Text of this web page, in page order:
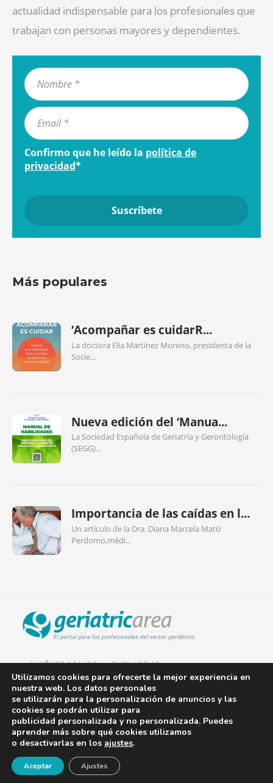
actualidad indispensable para los profesionales que
trabajan con personas mayores y dependientes.
Confirmo que he leído la política de
privacidad*
Más populares
‘Acompañar es cuidarR...
La doctora Elia Martínez Moreno, presidenta de la
Socie...
Nueva edición del ‘Manua...
La Sociedad Española de Geriatría y Gerontología
(SEGG)...
Importancia de las caídas en l...
Un artículo de la Dra. Diana Marcela Matiz
Perdomo,médi...
QUIÉNES SOMOS PUBLICIDAD
AVISO LEGAL
POLÍTICA DE COOKIES
POLÍTICA DE PRIVACIDAD
CONTACTO¡Newsletter!
Utilizamos cookies para ofrecerte la mejor experiencia en
nuestra web. Los datos personales
se utilizarán para la personalización de anuncios y las
cookies se podrán utilizar para
publicidad personalizada y no personalizada. Puedes
aprender más sobre qué cookies utilizamos
o desactivarlas en los ajustes.
Aceptar Ajustes